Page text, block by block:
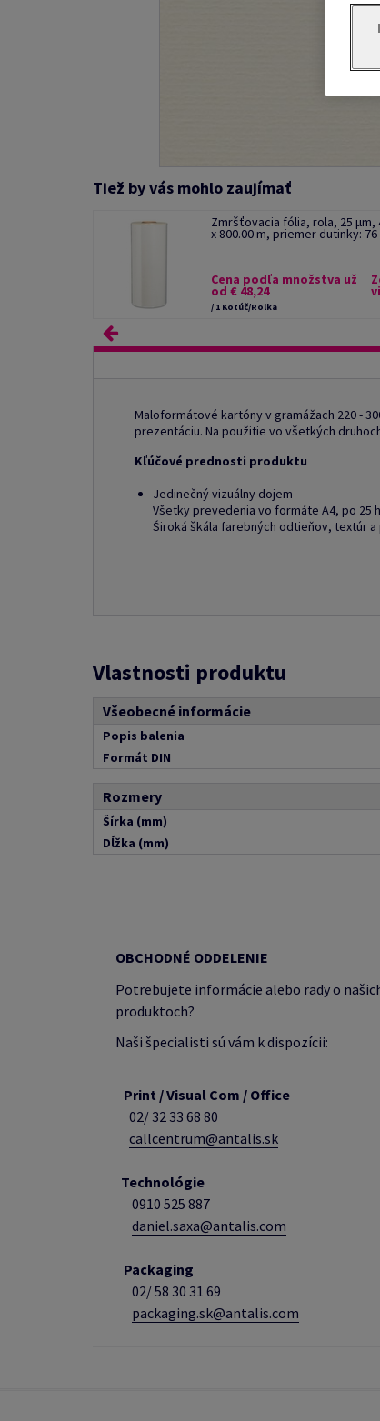
Tiež by vás mohlo zaujímať
Zmršťovacia fólia, rola, 25 µm,
x 800.00 m, priemer dutinky: 76
Cena podľa množstva už
od € 48,24
/ 1 Kotúč/Rolka
Maloformátové kartóny v gramážach 220 -
prezentáciu. Na použitie vo všetkých
Kľúčové prednosti produktu
Jedinečný vizuálny dojem
Všetky prevedenia vo formáte A4, po 25
Śiroká škála farebných odtieňov, textúr
Vlastnosti produktu
Všeobecné informácie
Popis balenia
Formát DIN
Rozmery
Šírka (mm)
Dĺžka (mm)
OBCHODNÉ ODDELENIE
Potrebujete informácie alebo rady o
produktoch?
Naši špecialisti sú vám k dispozícii:
Print / Visual Com / Office
02/ 32 33 68 80
callcentrum@antalis.sk
Technológie
0910 525 887
daniel.saxa@antalis.com
Packaging
02/58 30 31 69
packaging.sk@antalis.com